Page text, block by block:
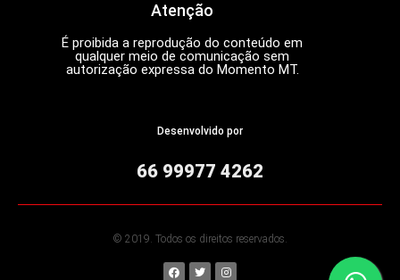
Atenção
É proibida a reprodução do conteúdo em
qualquer meio de comunicação sem
autorização expressa do Momento MT.
Desenvolvido por
66 99977 4262
© 2019. Todos os direitos reservados.